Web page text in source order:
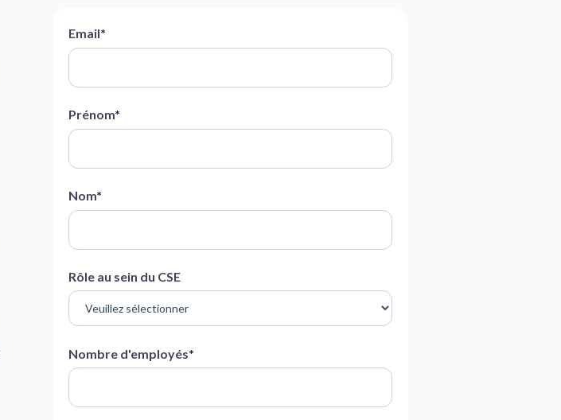
Email*
Prénom*
Nom*
Rôle au sein du CSE
Nombre d'employés*